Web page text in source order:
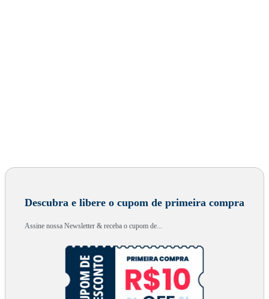
Descubra e libere o cupom de primeira compra
Assine nossa Newsletter & receba o cupom de...